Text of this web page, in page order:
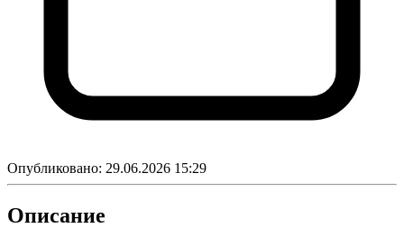
Опубликовано: 29.06.2026 15:29
Описание